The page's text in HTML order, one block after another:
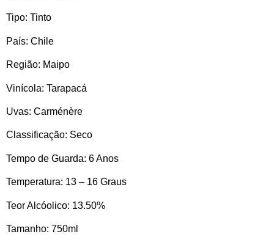
Tipo: Tinto
País: Chile
Região: Maipo
Vinícola: Tarapacá
Uvas: Carménère
Classificação: Seco
Tempo de Guarda: 6 Anos
Temperatura: 13 – 16 Graus
Teor Alcóolico: 13.50%
Tamanho: 750ml